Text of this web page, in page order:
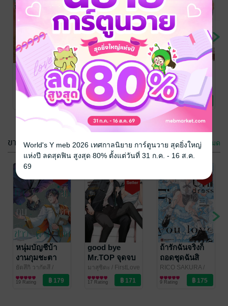
สืบคดีปริศนา
หมอยาตำรับ
โคมแดง 15
(ฉบับนิยาย)
นัตสึ ฮิวงะ
/
PHOENIX NEXT
ไลท์โนเวล
เลดี้ฟิวส์ขาด
สาบานชำระ
แค้น ~จะเอาคืน
บ้านเกิดด้วย
ตำราเวทให้
ย่อยยับ~ เล่ม 2
ฉบับนิยาย
Hagure metabo
DEXPRESS
ไลท์โนเวล
1 Rating
เพื่อนคนแรก
ของผมคือสาว
สวยอันดับสอง
ของห้อง เล่ม 7
(ฉบับนิยาย)
ทาคาตะ/
PHOENIX NEXT
ไลท์โนเวล
2 Rating
ขายดีใน การ์ตูน Boy Love / Yaoi ดูทั้งหมด
หนุ่มบัญชีบ้า
งานกุมชะตา
ชาวต่างโลก
เล่ม 7 (ฉบับ
ยัตสึกิ วากัตสึ /
PHOENIX NEXT
การ์ตูน Boy Love /
Yaoi
19 Rating
good bye
Mr.TOP จุดจบ
สายรุก
มาสุชิตะ / FirstLove
Pro Publishing
การ์ตูน Boy Love /
Yaoi
17 Rating
ถ้ารักฉันจริงก็
ถอดชุดฉันสิ
(จบในเล่ม)
RICO SAKURA/
LUCKPIM
Publishing
การ์ตูน Boy Love /
Yaoi
9 Rating
World's Y meb 2026 เทศกาลนิยาย การ์ตูนวาย สุดยิ่งใหญ่
แห่งปี ลดสุดฟิน สูงสุด 80% ตั้งแต่วันที่ 31 ก.ค. - 16 ส.ค.
69